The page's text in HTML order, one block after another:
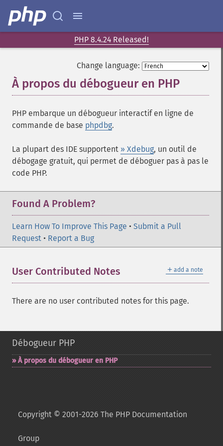
PHP 8.4.24 Released!
Change language:
À propos du débogueur en PHP
PHP embarque un débogueur interactif en ligne de
commande de base phpdbg.
La plupart des IDE supportent » Xdebug, un outil de
débogage gratuit, qui permet de déboguer pas à pas le
code PHP.
Found A Problem?
Learn How To Improve This Page • Submit a Pull
Request • Report a Bug
＋ add a note
User Contributed Notes
There are no user contributed notes for this page.
Débogueur PHP
À propos du débogueur en PHP
Copyright © 2001-2026 The PHP Documentation
Group